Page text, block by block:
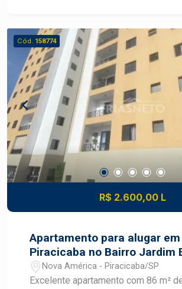
Espaço fitness - Espaço kids -
Área de lazer Localização estratégica, próximo a
comércios, serviços, escolas e
às principais vias da cidade.
Cód. 158774
R$ 2.600,00 L
Apartamento para alugar em
Piracicaba no Bairro Jardim
Nova América - Piracicaba/SP
Excelente apartamento com 86 m²